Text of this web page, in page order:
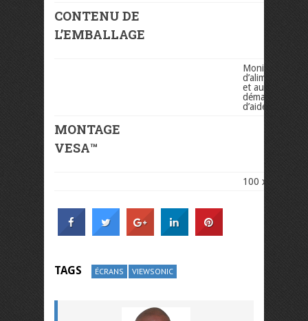
CONTENU DE
L’EMBALLAGE
Moniteur LCD,
d’alimentation,
et audio, guide
démarrage
d’aide
MONTAGE
VESA™
100 x 100 mm
TAGS ÉCRANS VIEWSONIC